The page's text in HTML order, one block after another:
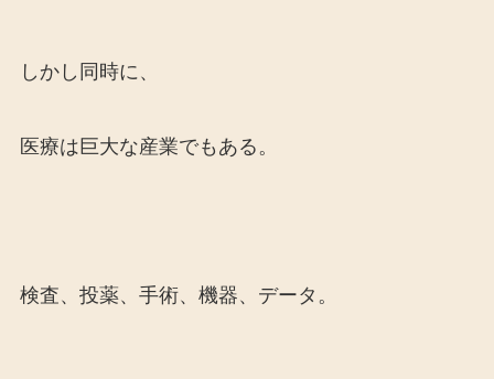
しかし同時に、
医療は巨大な産業でもある。
検査、投薬、手術、機器、データ。